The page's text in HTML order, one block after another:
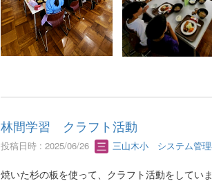
林間学習 クラフト活動
投稿日時 : 2025/06/26 三山木小 システム管
焼いた杉の板を使って、クラフト活動をしていま